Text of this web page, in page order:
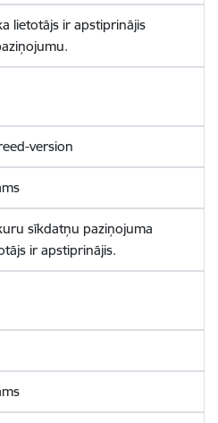
lietotājs ir apstiprinājis
version
sīkdatņu paziņojuma
ir apstiprinājis.